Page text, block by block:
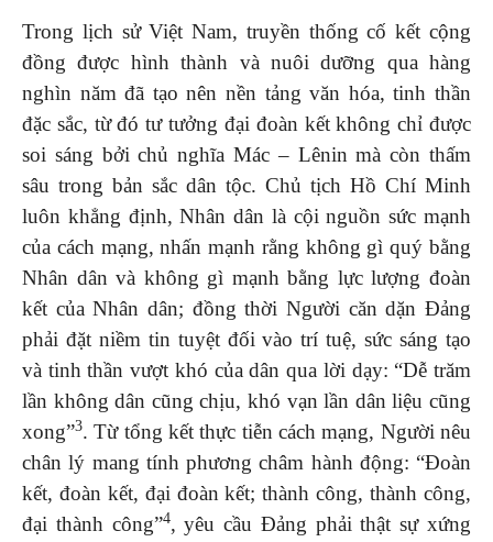
Trong lịch sử Việt Nam, truyền thống cố kết cộng
đồng được hình thành và nuôi dưỡng qua hàng
nghìn năm đã tạo nên nền tảng văn hóa, tinh thần
đặc sắc, từ đó tư tưởng đại đoàn kết không chỉ được
soi sáng bởi chủ nghĩa Mác – Lênin mà còn thấm
sâu trong bản sắc dân tộc. Chủ tịch Hồ Chí Minh
luôn khẳng định, Nhân dân là cội nguồn sức mạnh
của cách mạng, nhấn mạnh rằng không gì quý bằng
Nhân dân và không gì mạnh bằng lực lượng đoàn
kết của Nhân dân; đồng thời Người căn dặn Đảng
phải đặt niềm tin tuyệt đối vào trí tuệ, sức sáng tạo
và tinh thần vượt khó của dân qua lời dạy: “Dễ trăm
lần không dân cũng chịu, khó vạn lần dân liệu cũng
xong”3. Từ tổng kết thực tiễn cách mạng, Người nêu
chân lý mang tính phương châm hành động: “Đoàn
kết, đoàn kết, đại đoàn kết; thành công, thành công,
đại thành công”4, yêu cầu Đảng phải thật sự xứng